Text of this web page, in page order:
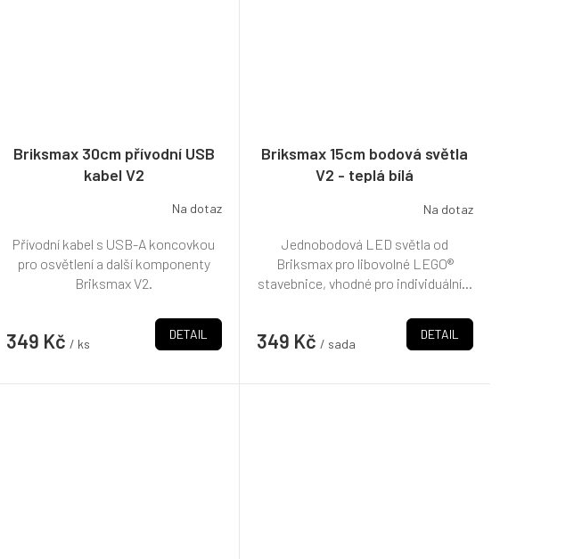
Briksmax 30cm přívodní USB
kabel V2
Na dotaz
349 Kč / ks
DETAIL
Přívodní kabel s USB-A koncovkou
pro osvětlení a další komponenty
Briksmax V2.
Briksmax 15cm bodová světla
V2 - teplá bílá
Na dotaz
349 Kč / sada
DETAIL
Jednobodová LED světla od
Briksmax pro libovolné LEGO®
stavebnice, vhodné pro individuální...